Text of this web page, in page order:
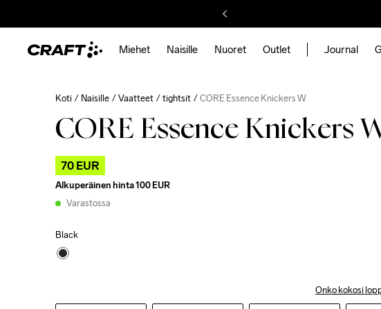
Miehet Naisille Nuoret Outlet Journal
Koti Naisille Vaatteet tightsit CORE Essence Knickers W
CORE Essence Knickers
70 EUR
Alkuperäinen hinta100 EUR
Varastossa
Black
Onko kokosi